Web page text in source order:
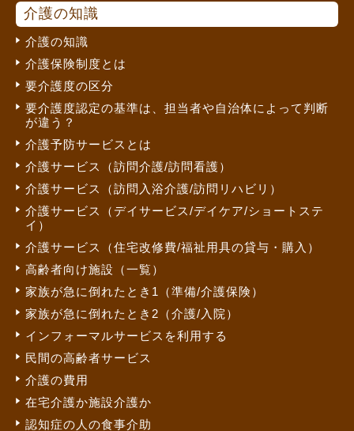
介護の知識
介護の知識
介護保険制度とは
要介護度の区分
要介護度認定の基準は、担当者や自治体によって判断
が違う？
介護予防サービスとは
介護サービス（訪問介護/訪問看護）
介護サービス（訪問入浴介護/訪問リハビリ）
介護サービス（デイサービス/デイケア/ショートステ
イ）
介護サービス（住宅改修費/福祉用具の貸与・購入）
高齢者向け施設（一覧）
家族が急に倒れたとき1（準備/介護保険）
家族が急に倒れたとき2（介護/入院）
インフォーマルサービスを利用する
民間の高齢者サービス
介護の費用
在宅介護か施設介護か
認知症の人の食事介助